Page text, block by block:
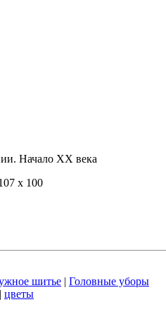
Начало XX века
х 100
шитье | Головные уборы
| цветы